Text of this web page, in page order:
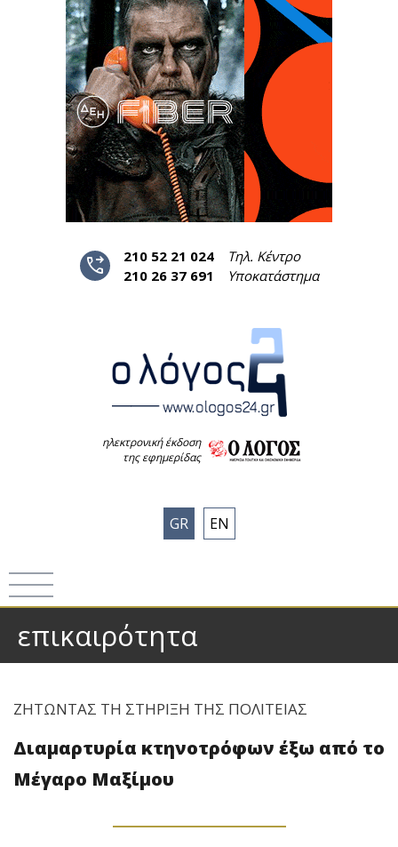
phone_forwarded 210 52 21 024
Τηλ. Κέντρο
210 26 37 691
Υποκατάστημα
ηλεκτρονική έκδοση
της εφημερίδας
GR EN
επικαιρότητα
ΖΗΤΩΝΤΑΣ ΤΗ ΣΤΗΡΙΞΗ ΤΗΣ ΠΟΛΙΤΕΙΑΣ
Διαμαρτυρία κτηνοτρόφων έξω από το
Μέγαρο Μαξίμου